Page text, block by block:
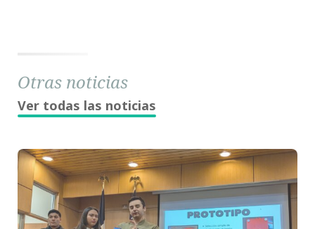
Otras noticias
Ver todas las noticias